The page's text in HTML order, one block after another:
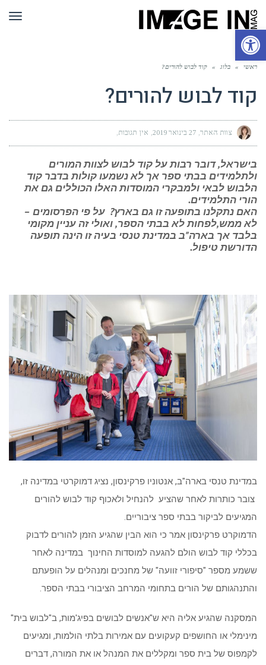
פתח סרגל נגישות
ראשי » בלוג » קוד לבוש להורים?
קוד לבוש להורים?
צוות האתר 27 בינואר 2019 אין תגובות
בישראל, דובר רבות על קוד לבוש לצוות המורים
ולתלמידים בבתי ספר אך לא נשמעו קולות בדבר קוד
הלבוש לבאי ולמבקרי המוסדות האלו הכוללים גם את
הורי התלמידים.
האם נתקלנו בתופעה זו גם בארץ? על פי הפרסומים –
לא ממש,לפחות לא בבתי הספר, ואולי זה עניין מקומי
בלבד אך בארה"ב במדינת טנסי בעיה זו הינה תופעה
הדורשת טיפול.
במדינת טנסי בארה"ב, אנטוניו פרקינסון, נציג דמוקרטי במדינה זו,
צובר כותרות לאחר שהציע להנחיל ולאכוף קוד לבוש להורים
המגיעים לביקור בבתי ספר ציבוריים.
הדמוקרט פרקינסון אמר כי הוא הבין שהגיע הזמן להורים לדבוק
בכללי קוד לבוש הולם להגעה למוסדות החינוך במדינה לאחר
ששמע מספר "סיפורי זוועה" של מחנכים ומנהלים על הופעתם
והתנהגותם של הורים בתחומי המרחב הציבורי בבתי הספר.
המסקנה שהגיע אליה היא ש"אנשים לבושים בפיג'מות, ב"לבוש בית"
מינימלי או החושפים קעקועים עם אמירות בלתי הולמות, ומגיעים
לקמפוס של בית ספר ומקללים את המנהל או את המורה, דברים